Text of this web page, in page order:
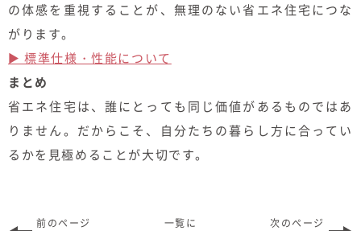
の体感を重視することが、無理のない省エネ住宅につな
がります。
▶ 標準仕様・性能について
まとめ
省エネ住宅は、誰にとっても同じ価値があるものではあ
りません。だからこそ、自分たちの暮らし方に合ってい
るかを見極めることが大切です。
前のページ
一覧に
次のページ